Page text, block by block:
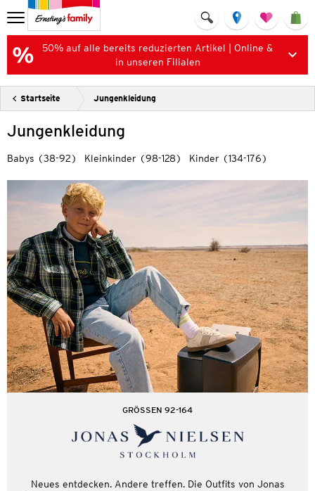
50% auf alle bereits reduzierten Artikel | Online &
in unseren Filialen
Startseite Jungenkleidung
Jungenkleidung
Babys (38-92) Kleinkinder (98-128) Kinder (134-176)
GRÖSSEN 92-164
Neues entdecken. Andere treffen. Die Outfits von Jonas